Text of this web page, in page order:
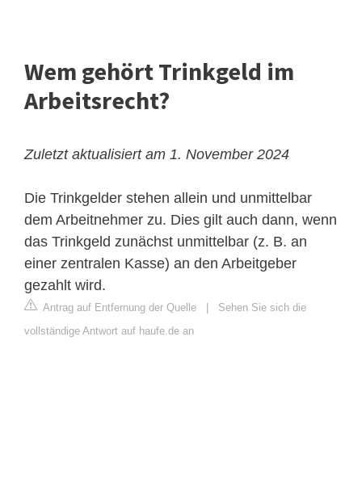
Wem gehört Trinkgeld im
Arbeitsrecht?
Zuletzt aktualisiert am 1. November 2024
Die Trinkgelder stehen allein und unmittelbar
dem Arbeitnehmer zu. Dies gilt auch dann, wenn
das Trinkgeld zunächst unmittelbar (z. B. an
einer zentralen Kasse) an den Arbeitgeber
gezahlt wird.
Antrag auf Entfernung der Quelle
Sehen Sie sich die
vollständige Antwort auf haufe.de an